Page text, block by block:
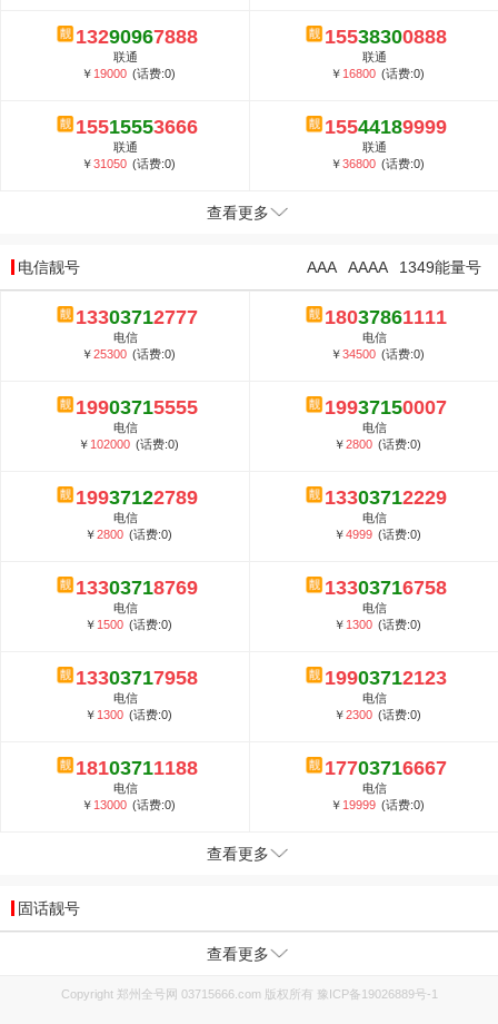
13290967888
联通
￥ 19000 (话费:0)
15538300888
联通
￥ 16800 (话费:0)
15515553666
联通
￥31050 (话费:0)
15544189999
联通
￥36800 (话费:0)
查看更多
电信靓号 1349能量号
AAAA
AAA
13303712777
电信
￥25300 (话费:0)
18037861111
电信
￥34500 (话费:0)
19903715555
电信
￥ 102000 (话费:0)
19937150007
电信
￥2800 (话费:0)
19937122789
电信
￥2800 (话费:0)
13303712229
电信
￥4999 (话费:0)
13303718769
电信
￥ 1500 (话费:0)
13303716758
电信
￥ 1300 (话费:0)
13303717958
电信
￥ 1300 (话费:0)
19903712123
电信
￥2300 (话费:0)
18103711188
电信
￥ 13000 (话费:0)
17703716667
电信
￥ 19999 (话费:0)
查看更多
固话靓号
查看更多
Copyright 郑州全号网 03715666.com 版权所有 豫ICP备19026889号-1